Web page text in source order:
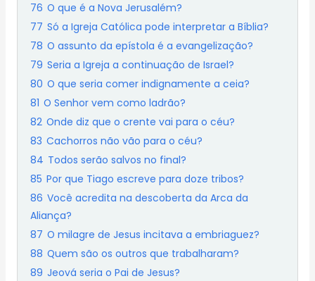
76 O que é a Nova Jerusalém?
77 Só a Igreja Católica pode interpretar a Bíblia?
78 O assunto da epístola é a evangelização?
79 Seria a Igreja a continuação de Israel?
80 O que seria comer indignamente a ceia?
81 O Senhor vem como ladrão?
82 Onde diz que o crente vai para o céu?
83 Cachorros não vão para o céu?
84 Todos serão salvos no final?
85 Por que Tiago escreve para doze tribos?
86 Você acredita na descoberta da Arca da
Aliança?
87 O milagre de Jesus incitava a embriaguez?
88 Quem são os outros que trabalharam?
89 Jeová seria o Pai de Jesus?